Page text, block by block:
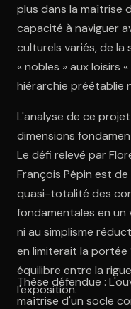
plus dans la maîtrise
capacité à naviguer
culturels variés, de la
« nobles » aux loisirs
hiérarchie préétablie
L'analyse de ce
dimensions
Le défi relevé par
François Pépin est
quasi-totalité des
fondamentales en un
ni au simplisme
en limiterait la portée
équilibre entre la
l'exposition.
Thèse défendue :
maîtrise d'un socle